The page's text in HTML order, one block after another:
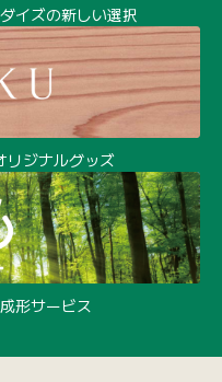
イズの新しい選択
ジナルグッズ
形サービス